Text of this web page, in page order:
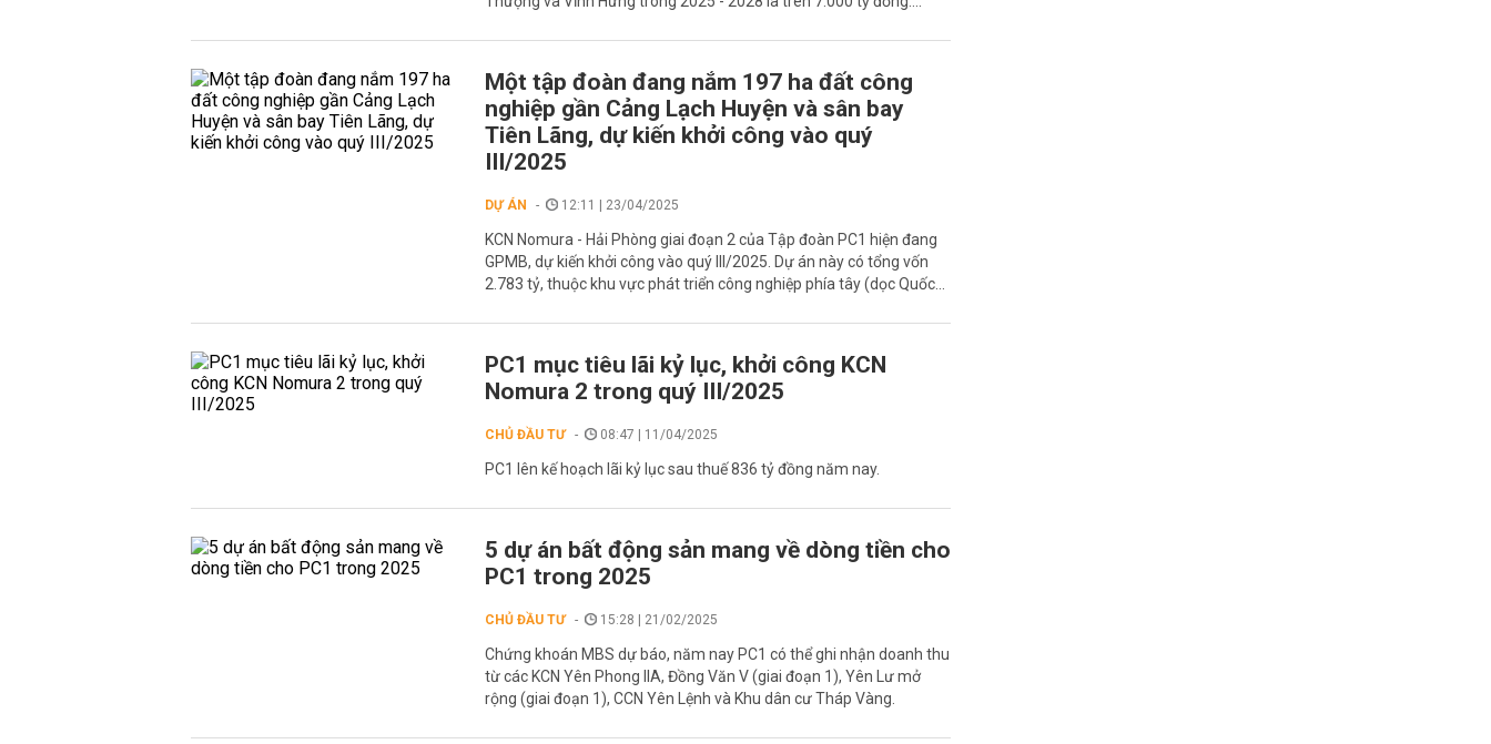
Một tập đoàn đang nắm 197 ha đất công
nghiệp gần Cảng Lạch Huyện và sân bay
Tiên Lãng, dự kiến khởi công vào quý
III/2025
DỰ ÁN 12:11 | 23/04/2025
KCN Nomura - Hải Phòng giai đoạn 2 của Tập đoàn PC1 hiện đang
GPMB, dự kiến khởi công vào quý III/2025. Dự án này có tổng vốn
2.783 tỷ, thuộc khu vực phát triển công nghiệp phía tây (dọc Quốc...
PC1 mục tiêu lãi kỷ lục, khởi công KCN
Nomura 2 trong quý III/2025
CHỦ ĐẦU TƯ 08:47 | 11/04/2025
PC1 lên kế hoạch lãi kỷ lục sau thuế 836 tỷ đồng năm nay.
5 dự án bất động sản mang về dòng tiền cho
PC1 trong 2025
CHỦ ĐẦU TƯ 15:28 | 21/02/2025
Chứng khoán MBS dự báo, năm nay PC1 có thể ghi nhận doanh thu
từ các KCN Yên Phong IIA, Đồng Văn V (giai đoạn 1), Yên Lư mở
rộng (giai đoạn 1), CCN Yên Lệnh và Khu dân cư Tháp Vàng.